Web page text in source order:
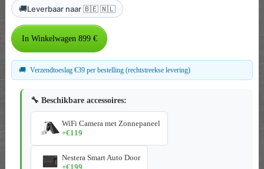
🚚Leverbaar naar 🇧🇪 🇳🇱
🚚 Verzendtoeslag €39 per bestelling (rechtstreekse levering)
🔧 Beschikbare accessoires:
WiFi Camera met Zonnepaneel
+€119
Nestera Smart Auto Door
+€199